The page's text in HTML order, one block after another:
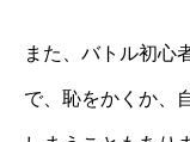
また、バトル初心
で、恥をかくか、